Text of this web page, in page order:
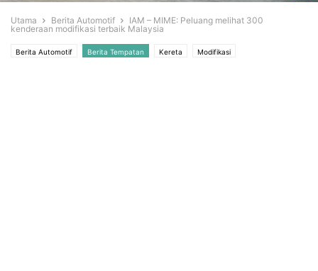
Utama Berita Automotif
IAM – MIME: Peluang melihat 300
kenderaan modifikasi terbaik Malaysia
Berita Automotif Berita Tempatan Kereta Modifikasi